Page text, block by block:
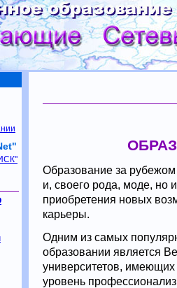
Образование за
и, своего рода, моде, но
приобретения новых
карьеры.
Одним из самых
образовании является
университетов,
уровень